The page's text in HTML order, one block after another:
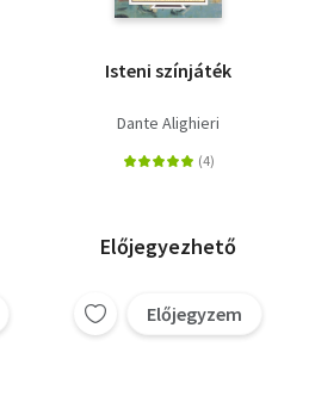
Isteni színjáték
Dante Alighieri
Előjegyezhető
Előjegyzem